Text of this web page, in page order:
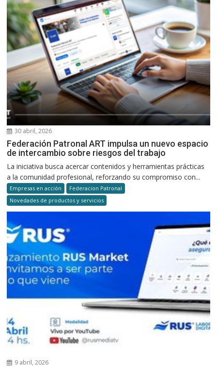
30 abril, 2026
Federación Patronal ART impulsa un nuevo espacio
de intercambio sobre riesgos del trabajo
La iniciativa busca acercar contenidos y herramientas prácticas
a la comunidad profesional, reforzando su compromiso con...
Empresas en acción
Federacion Patronal
Novedades de productos y servicios
9 abril, 2026